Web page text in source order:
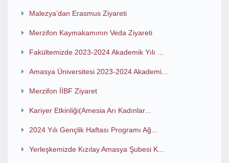
Malezya’dan Erasmus Ziyareti
Merzifon Kaymakamının Veda Ziyareti
Fakültemizde 2023-2024 Akademik Yılı ...
Amasya Üniversitesi 2023-2024 Akademi...
Merzifon İİBF Ziyaret
Kariyer Etkinliği(Amesia Arı Kadınlar...
2024 Yılı Gençlik Haftası Programı Ağ...
Yerleşkemizde Kızılay Amasya Şubesi K...